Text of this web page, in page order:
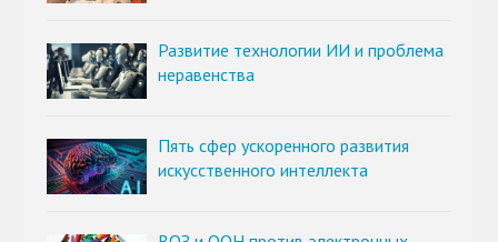
Развитие технологии ИИ и проблема
неравенства
Пять сфер ускоренного развития
искусственного интеллекта